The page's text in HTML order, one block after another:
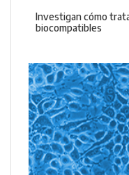
Investigan cómo
biocompatibles